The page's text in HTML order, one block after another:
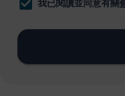
我已閱讀並同意有關